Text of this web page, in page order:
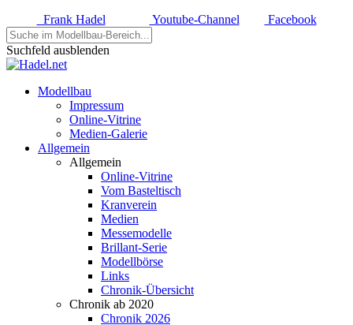
Frank Hadel
Youtube-Channel Facebook
Suchfeld ausblenden
Modellbau
Impressum
Online-Vitrine
Medien-Galerie
Allgemein
Allgemein
Online-Vitrine
Vom Basteltisch
Kranverein
Medien
Messemodelle
Brillant-Serie
Modellbörse
Links
Chronik-Übersicht
Chronik ab 2020
Chronik 2026